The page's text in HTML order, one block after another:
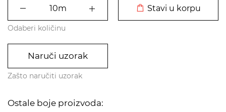
Stavi u korpu
Odaberi količinu
Naruči uzorak
Zašto naručiti uzorak
Ostale boje proizvoda: